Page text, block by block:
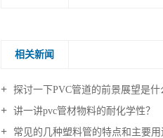
相关新闻
探讨一下PVC管道的前景展望是什
讲一讲pvc管材物料的耐化学性？
常见的几种塑料管的特点和主要用